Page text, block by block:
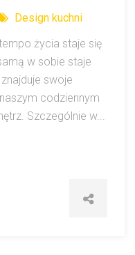
Design kuchni
życia staje się
w sobie staje
swoje
codziennym
Szczególnie w...